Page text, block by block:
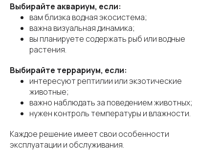
Выбирайте аквариум, если:
вам близка водная экосистема;
важна визуальная динамика;
вы планируете содержать рыб или водные
растения.
Выбирайте террариум, если:
интересуют рептилии или экзотические
животные;
важно наблюдать за поведением животных;
нужен контроль температуры и влажности.
Каждое решение имеет свои особенности
эксплуатации и обслуживания.